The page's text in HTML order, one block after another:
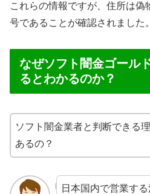
これらの情報ですが、住所は偽
号であることが確認されました。
なぜソフト闇金ゴール
るとわかるのか？
ソフト闇金業者と判断できる
あるの？
日本国内で営業す